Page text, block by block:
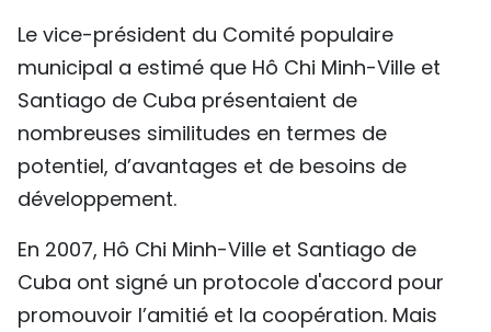
Le vice-président du Comité populaire
municipal a estimé que Hô Chi Minh-Ville et
Santiago de Cuba présentaient de
nombreuses similitudes en termes de
potentiel, d’avantages et de besoins de
développement.
En 2007, Hô Chi Minh-Ville et Santiago de
Cuba ont signé un protocole d'accord pour
promouvoir l’amitié et la coopération. Mais